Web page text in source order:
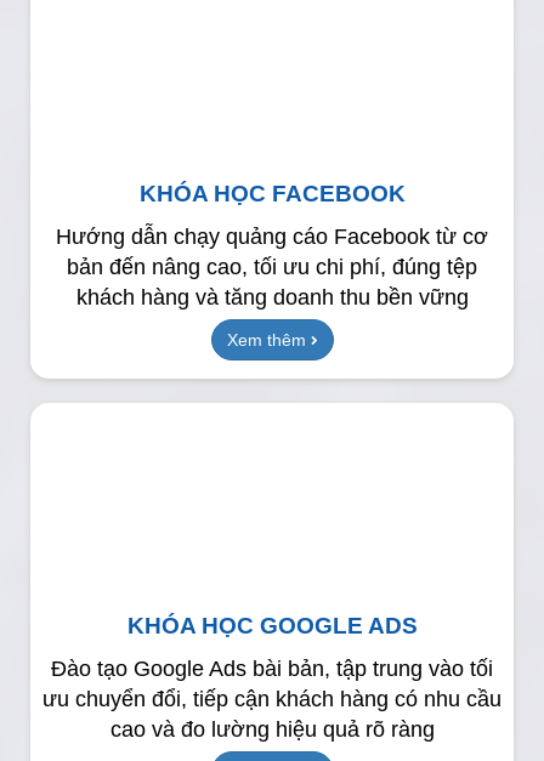
KHÓA HỌC FACEBOOK
Hướng dẫn chạy quảng cáo Facebook từ cơ
bản đến nâng cao, tối ưu chi phí, đúng tệp
khách hàng và tăng doanh thu bền vững
Xem thêm
KHÓA HỌC GOOGLE ADS
Đào tạo Google Ads bài bản, tập trung vào tối
ưu chuyển đổi, tiếp cận khách hàng có nhu cầu
cao và đo lường hiệu quả rõ ràng